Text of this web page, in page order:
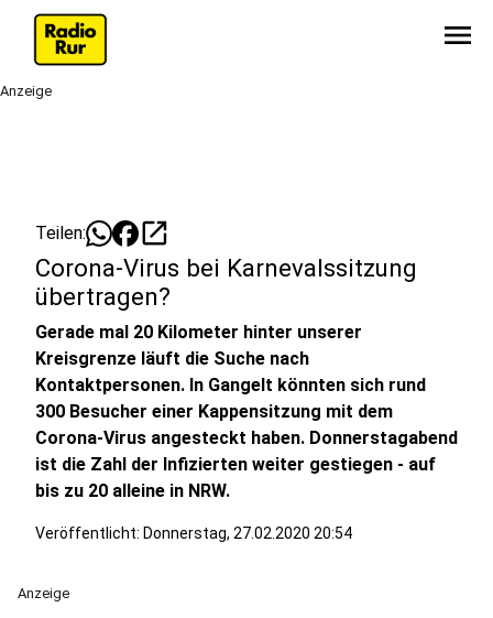
menu
Anzeige
Teilen: open_in_new
Corona-Virus bei Karnevalssitzung
übertragen?
Gerade mal 20 Kilometer hinter unserer
Kreisgrenze läuft die Suche nach
Kontaktpersonen. In Gangelt könnten sich rund
300 Besucher einer Kappensitzung mit dem
Corona-Virus angesteckt haben. Donnerstagabend
ist die Zahl der Infizierten weiter gestiegen - auf
bis zu 20 alleine in NRW.
Veröffentlicht: Donnerstag, 27.02.2020 20:54
Anzeige